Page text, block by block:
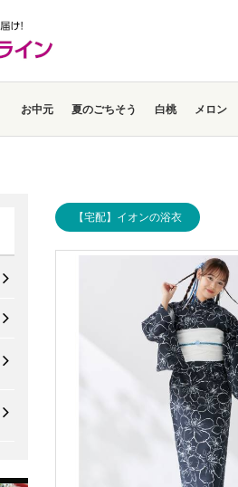
お中元 夏のごちそう 白桃 メロン
【宅配】イオンの浴衣